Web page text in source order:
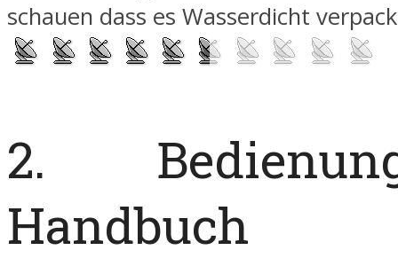
schauen dass es Wasserdicht
2.
Handbuch